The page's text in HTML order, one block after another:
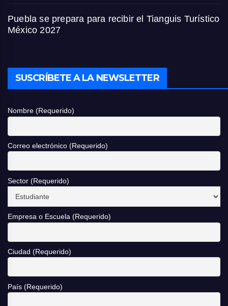
Puebla se prepara para recibir el Tianguis Turístico
México 2027
SUSCRÍBETE A LA NEWSLETTER
Nombre (Requerido)
Correo electrónico (Requerido)
Sector (Requerido)
Empresa o Escuela (Requerido)
Ciudad (Requerido)
País (Requerido)